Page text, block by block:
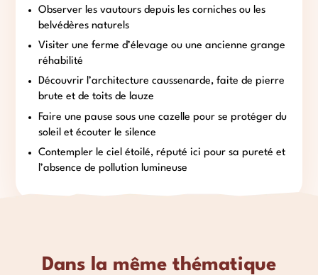
Observer les vautours depuis les corniches ou les
belvédères naturels
Visiter une ferme d’élevage ou une ancienne grange
réhabilité
Découvrir l’architecture caussenarde, faite de pierre
brute et de toits de lauze
Faire une pause sous une cazelle pour se protéger du
soleil et écouter le silence
Contempler le ciel étoilé, réputé ici pour sa pureté et
l’absence de pollution lumineuse
Dans la même thématique